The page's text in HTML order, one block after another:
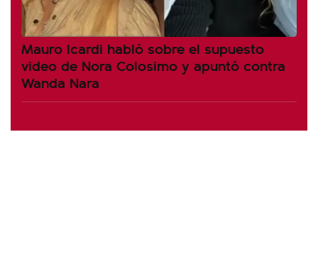
Mauro Icardi habló sobre el supuesto
video de Nora Colosimo y apuntó contra
Wanda Nara